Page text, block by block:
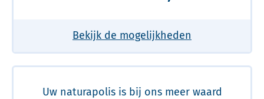
Bekijk de mogelijkheden
Uw naturapolis is bij ons meer waard